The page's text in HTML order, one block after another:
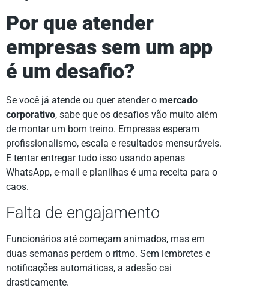
Por que atender
empresas sem um app
é um desafio?
Se você já atende ou quer atender o mercado
corporativo, sabe que os desafios vão muito além
de montar um bom treino. Empresas esperam
profissionalismo, escala e resultados mensuráveis.
E tentar entregar tudo isso usando apenas
WhatsApp, e-mail e planilhas é uma receita para o
caos.
Falta de engajamento
Funcionários até começam animados, mas em
duas semanas perdem o ritmo. Sem lembretes e
notificações automáticas, a adesão cai
drasticamente.